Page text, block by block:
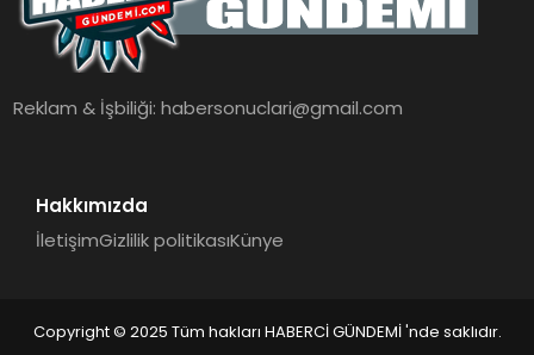
Reklam & İşbiliği:habersonuclari@gmail.com
Hakkımızda
İletişimGizlilik politikasıKünye
Copyright © 2025 Tüm hakları HABERCİ GÜNDEMİ 'nde saklıdır.